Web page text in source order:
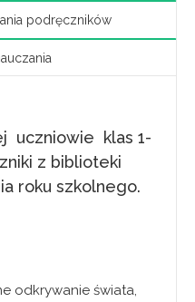
podręczników
uczniowie klas 1-
z biblioteki
roku szkolnego.
odkrywanie świata,